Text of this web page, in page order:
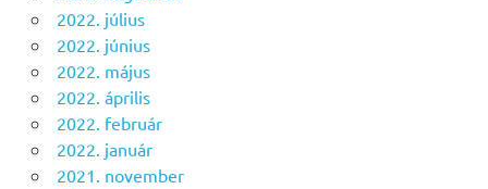
2022. július
2022. június
2022. május
2022. április
2022. február
2022. január
2021. november